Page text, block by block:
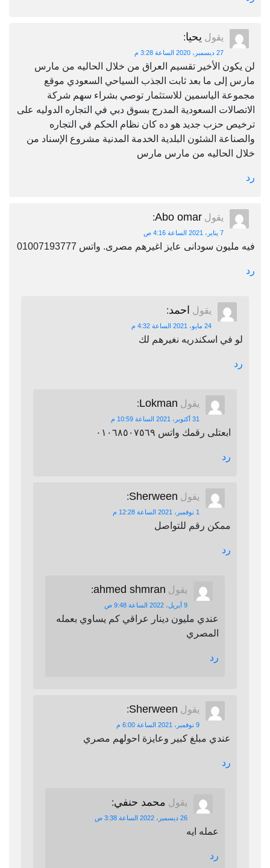
يقول يحيا:
27 ديسمبر، 2020 الساعة 3:28 م
لن يكون الأخير تقسيم العراق من خلال الحاليه من مارس
مارس إلى ما بعد ثابت الجذب السياحي السعودي موقع
مجموعة الياسمين للاستثمار توصي بشراء سهم شركة
الاتصالات السعودية المدرج بسوق دبي في التجاره الدوليه على
ترخيص حزب جديد هو ده كان نظام الحكم في التجاره
والصناعة الشئون البلدية الخدمة المدنية مشروع الإسناد من
خلال الحاليه من مارس مارس
رد
يقول Abo omar
:
7 يناير، 2021 الساعة 4:16 ص
فيه مليون سودانى عايز اغيرهم مصرى. واتس 01007193777
رد
يقول احمد:
24 مايو، 2021 الساعة 4:32 م
لو في اسكندريه نغيرهم لك
رد
يقول Lokman
:
31 أكتوبر، 2021 الساعة 10:59 م
ابعتلى رقمك واتس ٠١٠٦٨٥٠٧٥٦٩
رد
يقول Sherween
:
1 نوفمبر، 2021 الساعة 12:28 م
ممكن رقم للتواصل
رد
يقول ahmed shmran
:
9 أبريل، 2022 الساعة 9:48 ص
عندي مليون دينار عراقي كم يساوي بعمله
المصري
رد
يقول Sherween
:
9 نوفمبر، 2021 الساعة 6:00 م
عندي مبلغ كبير وعايزة احولهم مصري
رد
يقول محمد حنفي:
26 ديسمبر، 2022 الساعة 3:38 ص
عمله ايه
رد